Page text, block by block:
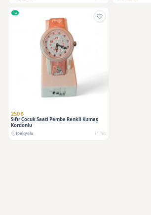
250 ₺
Sıfır Çocuk Saati Pembe Renkli Kumaş
Kordonlu
İpekyolu 11 Nis